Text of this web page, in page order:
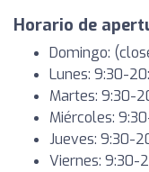
Horario de
Domingo:
Lunes: 9:30-
Martes: 9:30-
Miércoles:
Jueves: 9:30-
Viernes: 9:30-